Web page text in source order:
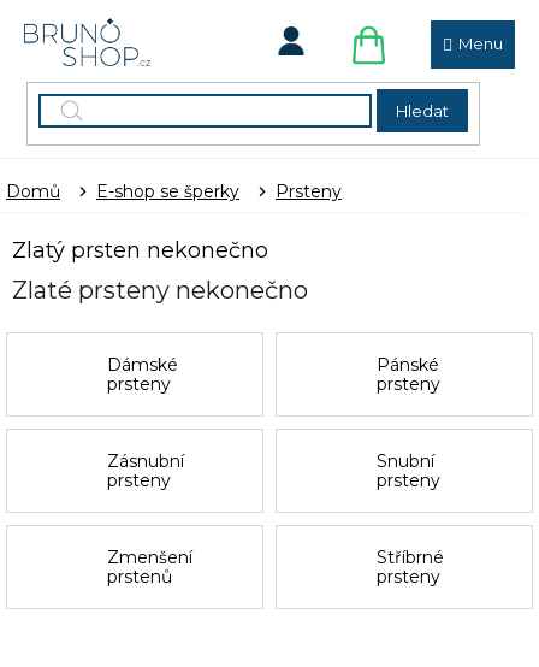
Hledat
NÁKUPNÍ
KOŠÍK
Domů E-shop se šperky Prsteny
Zlatý prsten nekonečno
Zlaté prsteny nekonečno
Dámské
prsteny
Pánské
prsteny
Zásnubní
prsteny
Snubní
prsteny
Zmenšení
prstenů
Stříbrné
prsteny